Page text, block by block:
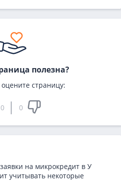
полезна?
страницу:
0 0
на микрокредит в У
учитывать некоторые